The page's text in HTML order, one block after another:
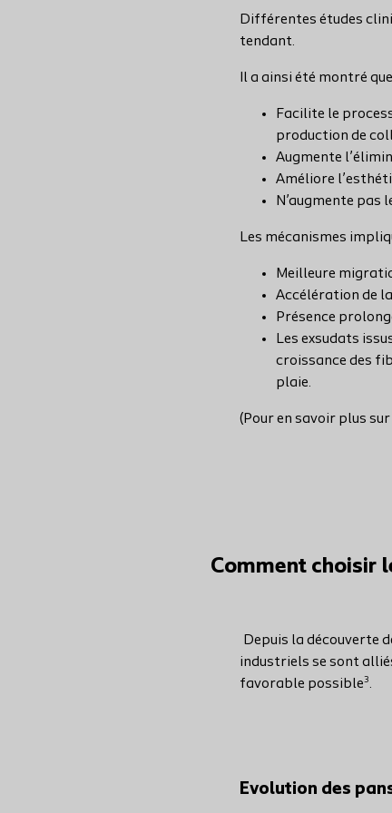
Différentes études
tendant.
Il a ainsi été montré
Facilite le
production de
Augmente
Améliore
N’augmente pas
Les mécanismes
Meilleure
Accélération de
Présence
Les exsudats
croissance des
plaie.
(Pour en savoir plus
Comment choisir
Depuis la découverte
industriels se sont
favorable possible3.
Evolution des